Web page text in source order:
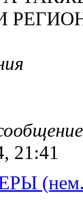
21:41
(нем.